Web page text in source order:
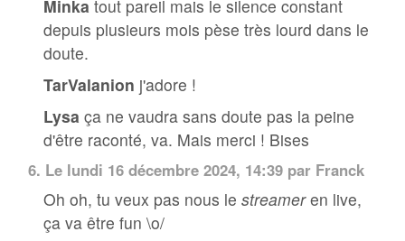
Minka tout pareil mais le silence constant
depuis plusieurs mois pèse très lourd dans le
doute.
TarValanion j'adore !
Lysa ça ne vaudra sans doute pas la peine
d'être raconté, va. Mais merci ! Bises
6. Le lundi 16 décembre 2024, 14:39 par Franck
Oh oh, tu veux pas nous lestreameren live,
ça va être fun \o/